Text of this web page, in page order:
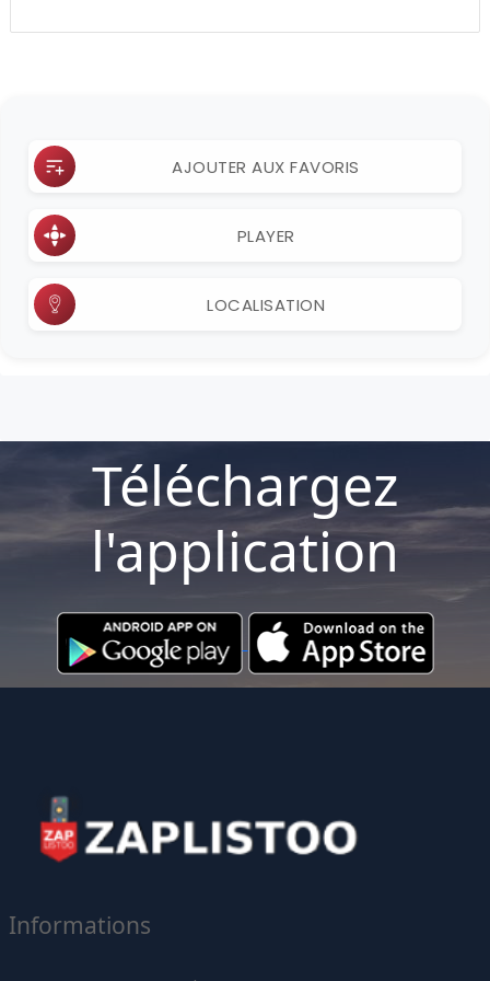
AJOUTER AUX FAVORIS
PLAYER
LOCALISATION
Téléchargez
l'application
Informations